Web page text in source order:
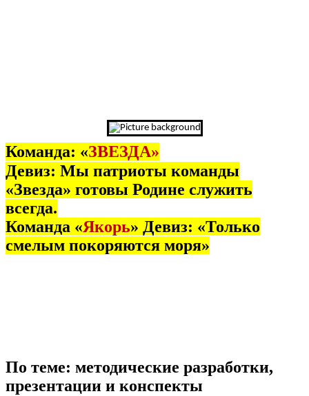
Команда: «ЗВЕЗДА»
Девиз: Мы патриоты команды
«Звезда» готовы Родине служить
всегда.
Команда «Якорь» Девиз: «Только
смелым покоряются моря»
По теме: методические разработки,
презентации и конспекты